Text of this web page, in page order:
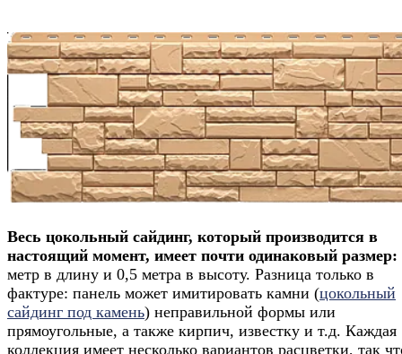
Весь цокольный сайдинг, который производится в
настоящий момент, имеет почти одинаковый размер:
метр в длину и 0,5 метра в высоту. Разница только в
фактуре: панель может имитировать камни (цокольный
сайдинг под камень) неправильной формы или
прямоугольные, а также кирпич, известку и т.д. Каждая
коллекция имеет несколько вариантов расцветки, так